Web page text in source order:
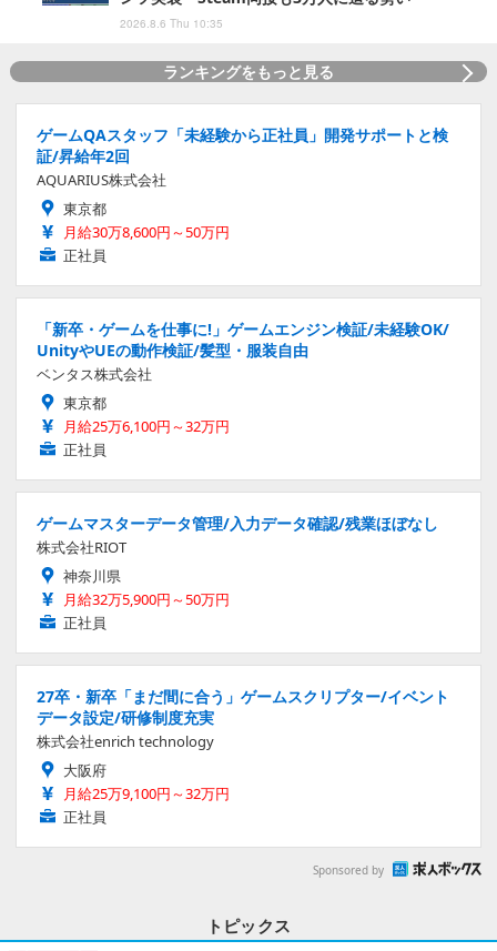
2026.8.6 Thu 10:35
ランキングをもっと見る
ゲームQAスタッフ「未経験から正社員」開発サポートと検
証/昇給年2回
AQUARIUS株式会社
東京都
月給30万8,600円～50万円
正社員
「新卒・ゲームを仕事に!」ゲームエンジン検証/未経験OK/
UnityやUEの動作検証/髪型・服装自由
ベンタス株式会社
東京都
月給25万6,100円～32万円
正社員
ゲームマスターデータ管理/入力データ確認/残業ほぼなし
株式会社RIOT
神奈川県
月給32万5,900円～50万円
正社員
27卒・新卒「まだ間に合う」ゲームスクリプター/イベント
データ設定/研修制度充実
株式会社enrich technology
大阪府
月給25万9,100円～32万円
正社員
Sponsored by
トピックス